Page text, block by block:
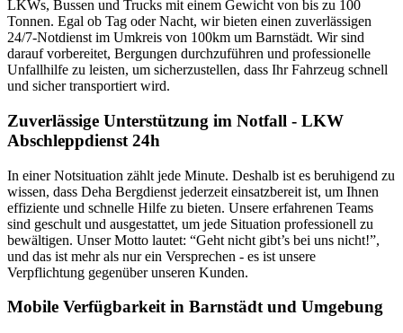
LKWs, Bussen und Trucks mit einem Gewicht von bis zu 100
Tonnen. Egal ob Tag oder Nacht, wir bieten einen zuverlässigen
24/7-Notdienst im Umkreis von 100km um Barnstädt. Wir sind
darauf vorbereitet, Bergungen durchzuführen und professionelle
Unfallhilfe zu leisten, um sicherzustellen, dass Ihr Fahrzeug schnell
und sicher transportiert wird.
Zuverlässige Unterstützung im Notfall - LKW
Abschleppdienst 24h
In einer Notsituation zählt jede Minute. Deshalb ist es beruhigend zu
wissen, dass Deha Bergdienst jederzeit einsatzbereit ist, um Ihnen
effiziente und schnelle Hilfe zu bieten. Unsere erfahrenen Teams
sind geschult und ausgestattet, um jede Situation professionell zu
bewältigen. Unser Motto lautet: “Geht nicht gibt’s bei uns nicht!”,
und das ist mehr als nur ein Versprechen - es ist unsere
Verpflichtung gegenüber unseren Kunden.
Mobile Verfügbarkeit in Barnstädt und Umgebung